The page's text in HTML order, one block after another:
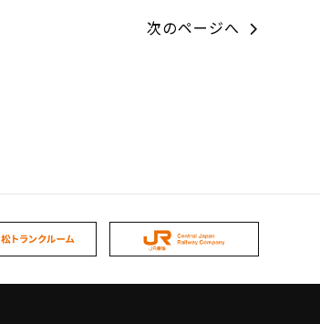
次のページへ